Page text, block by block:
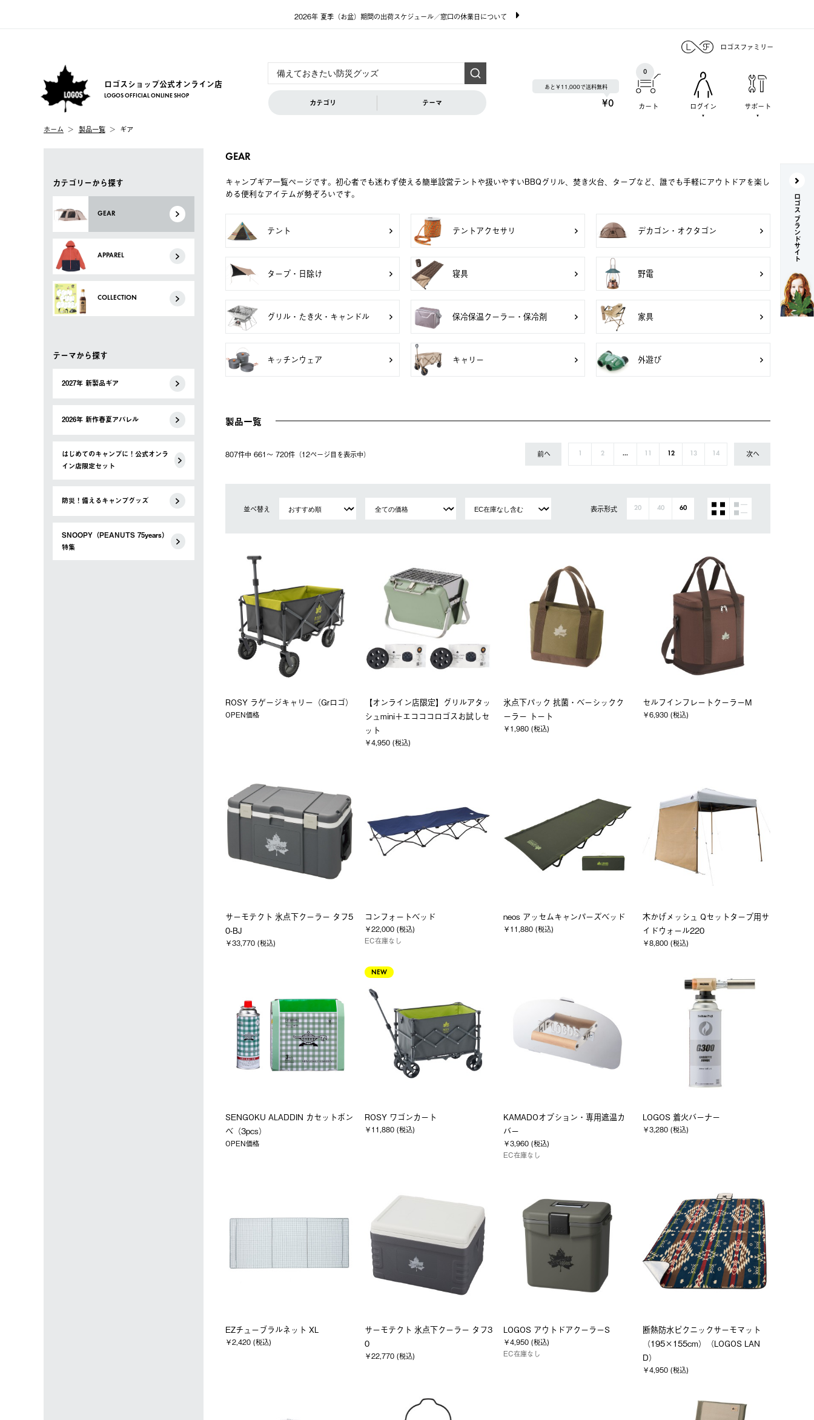
2026年 夏季（お盆）期間の出荷スケジュール／窓口の休業日について
ロゴスファミリー
ロゴスショップ公式オンライン店
LOGOS OFFICIAL ONLINE SHOP
カテゴリ テーマ
あと￥11,000で送料無料
¥0 カート
0
ログイン サポート
ホーム 製品一覧 ギア
カテゴリーから探す
GEAR
APPAREL
COLLECTION
テーマから探す
2027年 新製品ギア
2026年 新作春夏アパレル
はじめてのキャンプに！公式オンラ
イン店限定セット
防災！備えるキャンプグッズ
SNOOPY（PEANUTS 75years）
特集
GEAR
キャンプギア一覧ページです。初心者でも迷わず使える簡単設営テントや扱いやすいBBQグリル、焚き火台、タープなど、誰でも手軽にアウトドアを楽し
める便利なアイテムが勢ぞろいです。
テント テントアクセサリ デカゴン・オクタゴン
タープ・日除け 寝具 野電
グリル・たき火・キャンドル 保冷保温クーラー・保冷剤 家具
キッチンウェア キャリー 外遊び
製品一覧
807件中 661〜 720件（12ページ⽬を表⽰中） 前へ 1 2 ... 11 12 13 14 次へ
並べ替え 表示形式 20 40 60
ROSY ラゲージキャリー（Grロゴ）
OPEN価格
【オンライン店限定】グリルアタッ
シュmini＋エコココロゴスお試しセ
ット
￥4,950 (税込)
氷点下パック 抗菌・ベーシックク
ーラー トート
￥1,980 (税込)
セルフインフレートクーラーM
￥6,930 (税込)
サーモテクト 氷点下クーラー タフ5
0-BJ
￥33,770 (税込)
コンフォートベッド
￥22,000 (税込)
EC在庫なし
neos アッセムキャンパーズベッド
￥11,880 (税込)
木かげメッシュ Qセットタープ用サ
イドウォール220
￥8,800 (税込)
SENGOKU ALADDIN カセットボン
ベ（3pcs）
OPEN価格
NEW
ROSY ワゴンカート
￥11,880 (税込)
KAMADOオプション・専用遮温カ
バー
￥3,960 (税込)
EC在庫なし
LOGOS 着火バーナー
￥3,280 (税込)
EZチューブラルネット XL
￥2,420 (税込)
サーモテクト 氷点下クーラー タフ3
0
￥22,770 (税込)
LOGOS アウトドアクーラーS
￥4,950 (税込)
EC在庫なし
断熱防水ピクニックサーモマット
（195×155cm）（LOGOS LAN
D）
￥4,950 (税込)
ロゴス ブランドサイト